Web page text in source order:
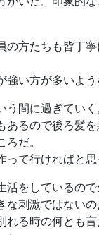
の方たちも皆丁
い方が多いよう
間に過ぎていく
あるので後ろ髪
だ。
って行ければと思
活をしているの
な刺激ではない
れる時の何とも